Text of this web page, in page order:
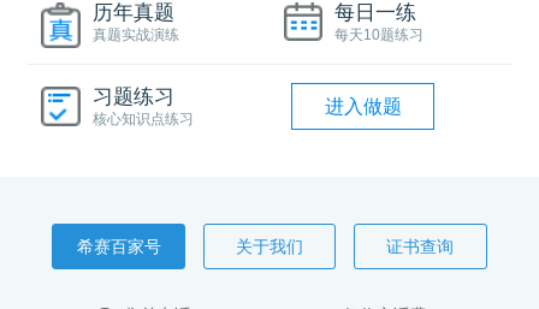
历年真题
真题实战演练
每日一练
每天10题练习
习题练习
核心知识点练习
进入做题
希赛百家号 关于我们 证书查询